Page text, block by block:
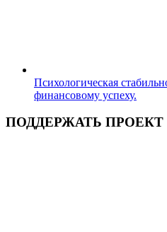
Психологическая
финансовому успеху.
ПОДДЕРЖАТЬ ПРОЕКТ